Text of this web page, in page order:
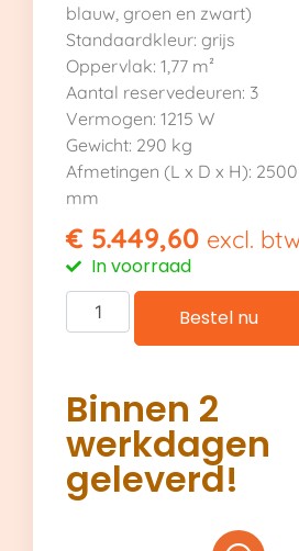
blauw, groen en zwart)
Standaardkleur: grijs
Oppervlak: 1,77 m²
Aantal reservedeuren: 3
Vermogen: 1215 W
Gewicht: 290 kg
Afmetingen (L x D x H): 2500
mm
€ 5.449,60 excl.
In voorraad
Bestel nu
Binnen 2
werkdagen
geleverd!